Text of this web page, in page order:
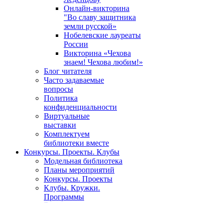
Онлайн-викторина
"Во славу защитника
земли русской»
Нобелевские лауреаты
России
Викторина «Чехова
знаем! Чехова любим!»
Блог читателя
Часто задаваемые
вопросы
Политика
конфиденциальности
Виртуальные
выставки
Комплектуем
библиотеки вместе
Конкурсы. Проекты. Клубы
Модельная библиотека
Планы мероприятий
Конкурсы. Проекты
Клубы. Кружки.
Программы